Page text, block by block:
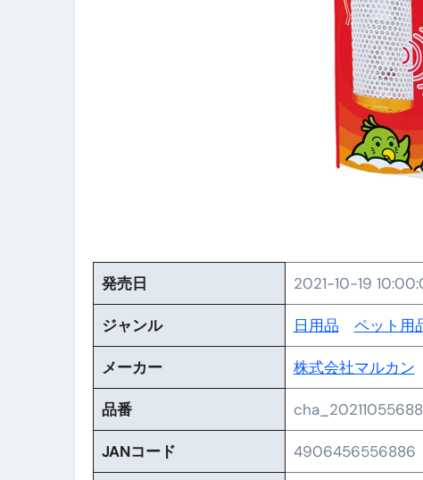
【2023年最新】金融ブラックでも
個人事業主は銀行から融資を受け
【誰でも出来る】3万円が10％増
【即金】3時間で5万円稼ぐセ
【超高騰】爆上がりしたビット
Q：借りた借金を返さなくていい
自己破産中に絶対にしてはダメなこ
自己破産にまつわるよくある勘違
体脂肪が落ちる朝食3選 #ダイエット
アーモンドを毎日食べたらどうな
【ひろゆき】借金1億円あります
発売日 2021-10-19
ジャンル 日用品 ペット用
メーカー 株式会社マルカン
品番
JANコード 4906456556886